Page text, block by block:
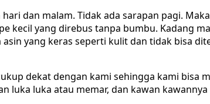
dan malam. Tidak ada sarapan pagi.
kecil yang direbus tanpa bumbu. Kadang
yang keras seperti kulit dan tidak bisa
dekat dengan kami sehingga kami bisa
luka atau memar, dan kawan